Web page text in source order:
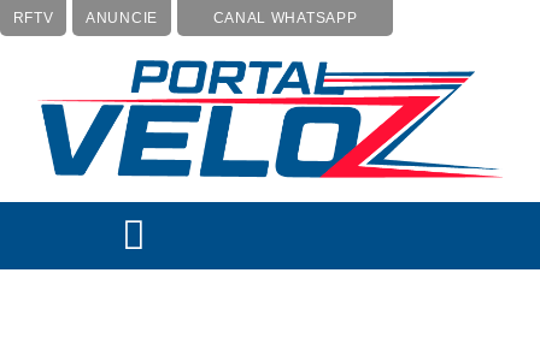
RFTV ANUNCIE CANAL WHATSAPP